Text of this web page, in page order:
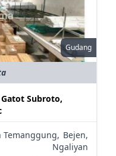
Gudang
Subroto,
Temanggung, Bejen,
Ngaliyan